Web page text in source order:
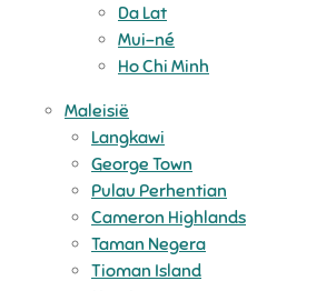
Da Lat
Mui-né
Ho Chi Minh
Maleisië
Langkawi
George Town
Pulau Perhentian
Cameron Highlands
Taman Negera
Tioman Island